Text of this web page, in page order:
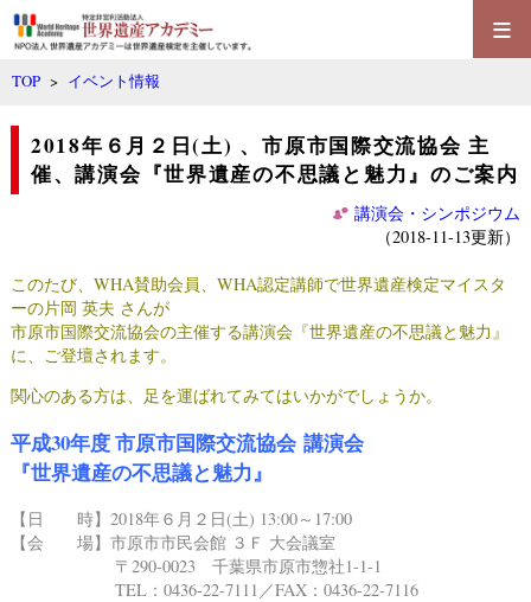
≡
TOP > イベント情報
2018年６月２日(土) 、市原市国際交流協会 主
催、講演会『世界遺産の不思議と魅力』のご案内
講演会・シンポジウム
（2018-11-13更新）
このたび、WHA賛助会員、WHA認定講師で世界遺産検定マイスタ
ーの片岡 英夫 さんが
市原市国際交流協会の主催する講演会『世界遺産の不思議と魅力』
に、ご登壇されます。
関心のある方は、足を運ばれてみてはいかがでしょうか。
平成30年度市原市国際交流協会講演会
『世界遺産の不思議と魅力』
【日 時】2018年６月２日(土) 13:00～17:00
【会 場】 市原市市民会館 ３Ｆ 大会議室
〒290-0023 千葉県市原市惣社1-1-1
TEL：0436-22-7111／FAX：0436-22-7116